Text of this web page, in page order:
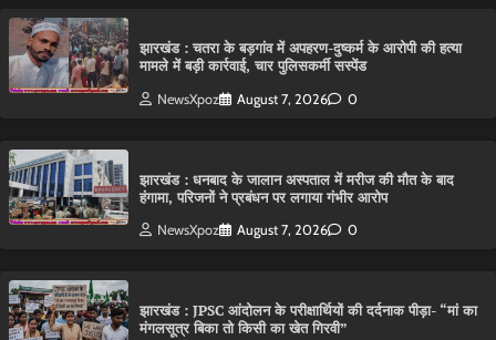
झारखंड : चतरा के बड़गांव में अपहरण-दुष्कर्म के आरोपी की हत्या
मामले में बड़ी कार्रवाई, चार पुलिसकर्मी सस्पेंड
NewsXpoz August 7, 2026 0
झारखंड : धनबाद के जालान अस्पताल में मरीज की मौत के बाद
हंगामा, परिजनों ने प्रबंधन पर लगाया गंभीर आरोप
NewsXpoz August 7, 2026 0
झारखंड : JPSC आंदोलन के परीक्षार्थियों की दर्दनाक पीड़ा- “मां का
मंगलसूत्र बिका तो किसी का खेत गिरवी”